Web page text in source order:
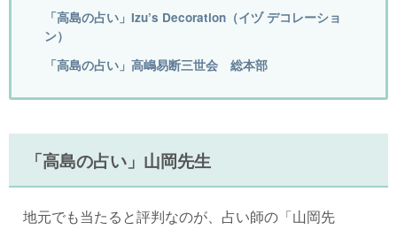
「高島の占い」Izu’s Decoration（イヅ デコレーショ
ン）
「高島の占い」高嶋易断三世会 総本部
「高島の占い」山岡先生
地元でも当たると評判なのが、占い師の「山岡先